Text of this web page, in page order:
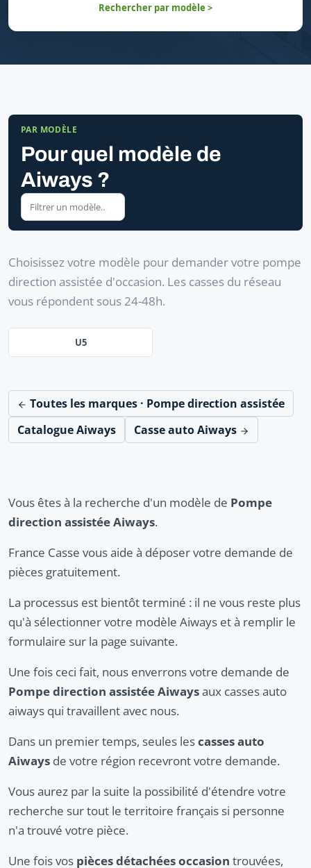
Rechercher par modèle >
PAR MODÈLE
Pour quel modèle de
Aiways ?
Choisissez votre modèle pour demander votre pompe
direction assistée d'occasion. Les casses du réseau
vous répondent sous 24-48h.
U5
Toutes les marques · Pompe direction assistée
Catalogue Aiways
Casse auto Aiways
Vous êtes à la recherche d'un modèle de Pompe
direction assistée Aiways.
France Casse vous aide à déposer votre demande de
pièces gratuitement.
La processus est bientôt terminé : il ne vous reste plus
qu'à sélectionner votre modèle Aiways et à remplir le
formulaire sur la page suivante.
Une fois ceci fait, nous enverrons votre demande de
Pompe direction assistée Aiwaysaux casses auto
aiways qui travaillent avec nous.
Dans un premier temps, seules lescasses auto
Aiways de votre région recevront votre demande.
Vous aurez par la suite la possibilité d'étendre votre
recherche sur tout le territoire français si personne
n'a trouvé votre pièce.
Une fois vos pièces détachées occasion trouvées,